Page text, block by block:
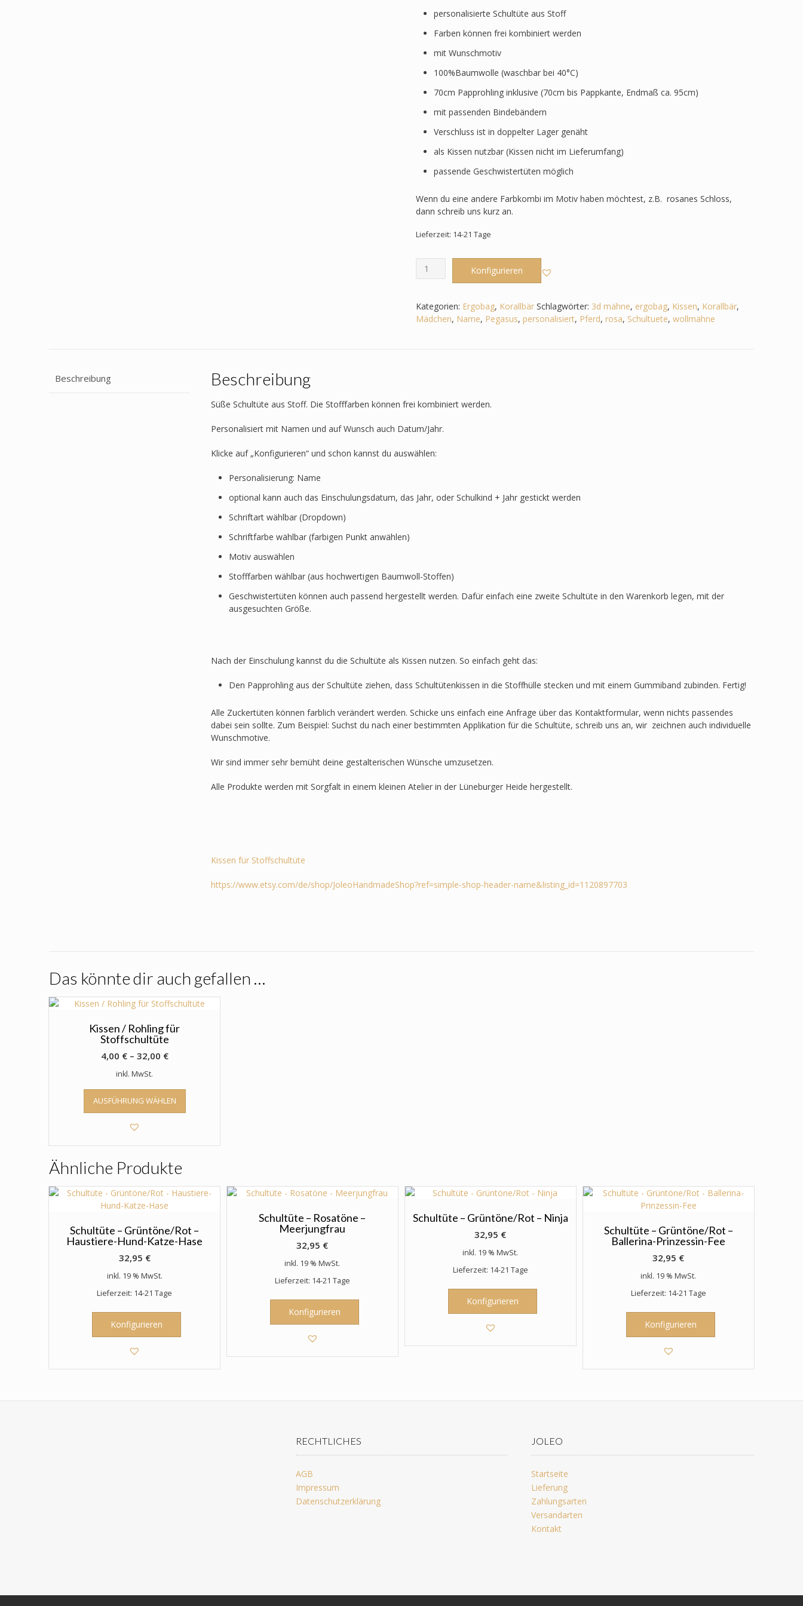
personalisierte Schultüte aus Stoff
Farben können frei kombiniert werden
mit Wunschmotiv
100%Baumwolle (waschbar bei 40°C)
70cm Papprohling inklusive (70cm bis Pappkante, Endmaß ca. 95cm)
mit passenden Bindebändern
Verschluss ist in doppelter Lager genäht
als Kissen nutzbar (Kissen nicht im Lieferumfang)
passende Geschwistertüten möglich
Wenn du eine andere Farbkombi im Motiv haben möchtest, z.B. rosanes Schloss,
dann schreib uns kurz an.
Lieferzeit: 14-21 Tage
Schultüte
Ergobag
-
Konfigurieren
Kategorien: Ergobag, Korallbär Schlagwörter: 3d mähne, ergobag, Kissen, Korallbär,
Mädchen, Name, Pegasus, personalisiert, Pferd, rosa, Schultuete, wollmähne
Beschreibung Beschreibung
Süße Schultüte aus Stoff. Die Stofffarben können frei kombiniert werden.
Personalisiert mit Namen und auf Wunsch auch Datum/Jahr.
Klicke auf „Konfigurieren“ und schon kannst du auswählen:
Personalisierung: Name
optional kann auch das Einschulungsdatum, das Jahr, oder Schulkind + Jahr gestickt werden
Schriftart wählbar (Dropdown)
Schriftfarbe wählbar (farbigen Punkt anwählen)
Motiv auswählen
Stofffarben wählbar (aus hochwertigen Baumwoll-Stoffen)
Geschwistertüten können auch passend hergestellt werden. Dafür einfach eine zweite Schultüte in den Warenkorb legen, mit der
ausgesuchten Größe.
Nach der Einschulung kannst du die Schultüte als Kissen nutzen. So einfach geht das:
Den Papprohling aus der Schultüte ziehen, dass Schultütenkissen in die Stoffhülle stecken und mit einem Gummiband zubinden. Fertig!
Alle Zuckertüten können farblich verändert werden. Schicke uns einfach eine Anfrage über das Kontaktformular, wenn nichts passendes
dabei sein sollte. Zum Beispiel: Suchst du nach einer bestimmten Applikation für die Schultüte, schreib uns an, wir zeichnen auch individuelle
Wunschmotive.
Wir sind immer sehr bemüht deine gestalterischen Wünsche umzusetzen.
Alle Produkte werden mit Sorgfalt in einem kleinen Atelier in der Lüneburger Heide hergestellt.
Kissen für Stoffschultüte
https://www.etsy.com/de/shop/JoleoHandmadeShop?ref=simple-shop-header-name&listing_id=1120897703
Das könnte dir auch gefallen …
Kissen / Rohling für
Stoffschultüte
4,00 €– 32,00 €
inkl. MwSt.
AUSFÜHRUNG WÄHLEN
Dieses
weist
können
Produktseite
gewählt
Ähnliche Produkte
Schultüte – Grüntöne/Rot –
Haustiere-Hund-Katze-Hase
32,95 €
inkl. 19 % MwSt.
Lieferzeit: 14-21 Tage
Konfigurieren
Schultüte – Rosatöne –
Meerjungfrau
32,95 €
inkl. 19 % MwSt.
Lieferzeit: 14-21 Tage
Konfigurieren
Schultüte – Grüntöne/Rot – Ninja
32,95 €
inkl. 19 % MwSt.
Lieferzeit: 14-21 Tage
Konfigurieren
Schultüte – Grüntöne/Rot –
Ballerina-Prinzessin-Fee
32,95 €
inkl. 19 % MwSt.
Lieferzeit: 14-21 Tage
Konfigurieren
RECHTLICHES
AGB
Impressum
Datenschutzerklärung
JOLEO
Startseite
Lieferung
Zahlungsarten
Versandarten
Kontakt